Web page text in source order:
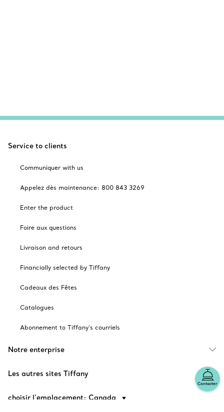
Contacter
Service to clients
Communiquer with us
Appelez dès maintenance: 800 843 3269
Enter the product
Foire aux questions
Livraison and retours
Financially selected by Tiffany
Cadeaux des Fêtes
Catalogues
Abonnement to Tiffany's courriels
Notre enterprise
Les autres sites Tiffany
choisir l’emplacement: Canada